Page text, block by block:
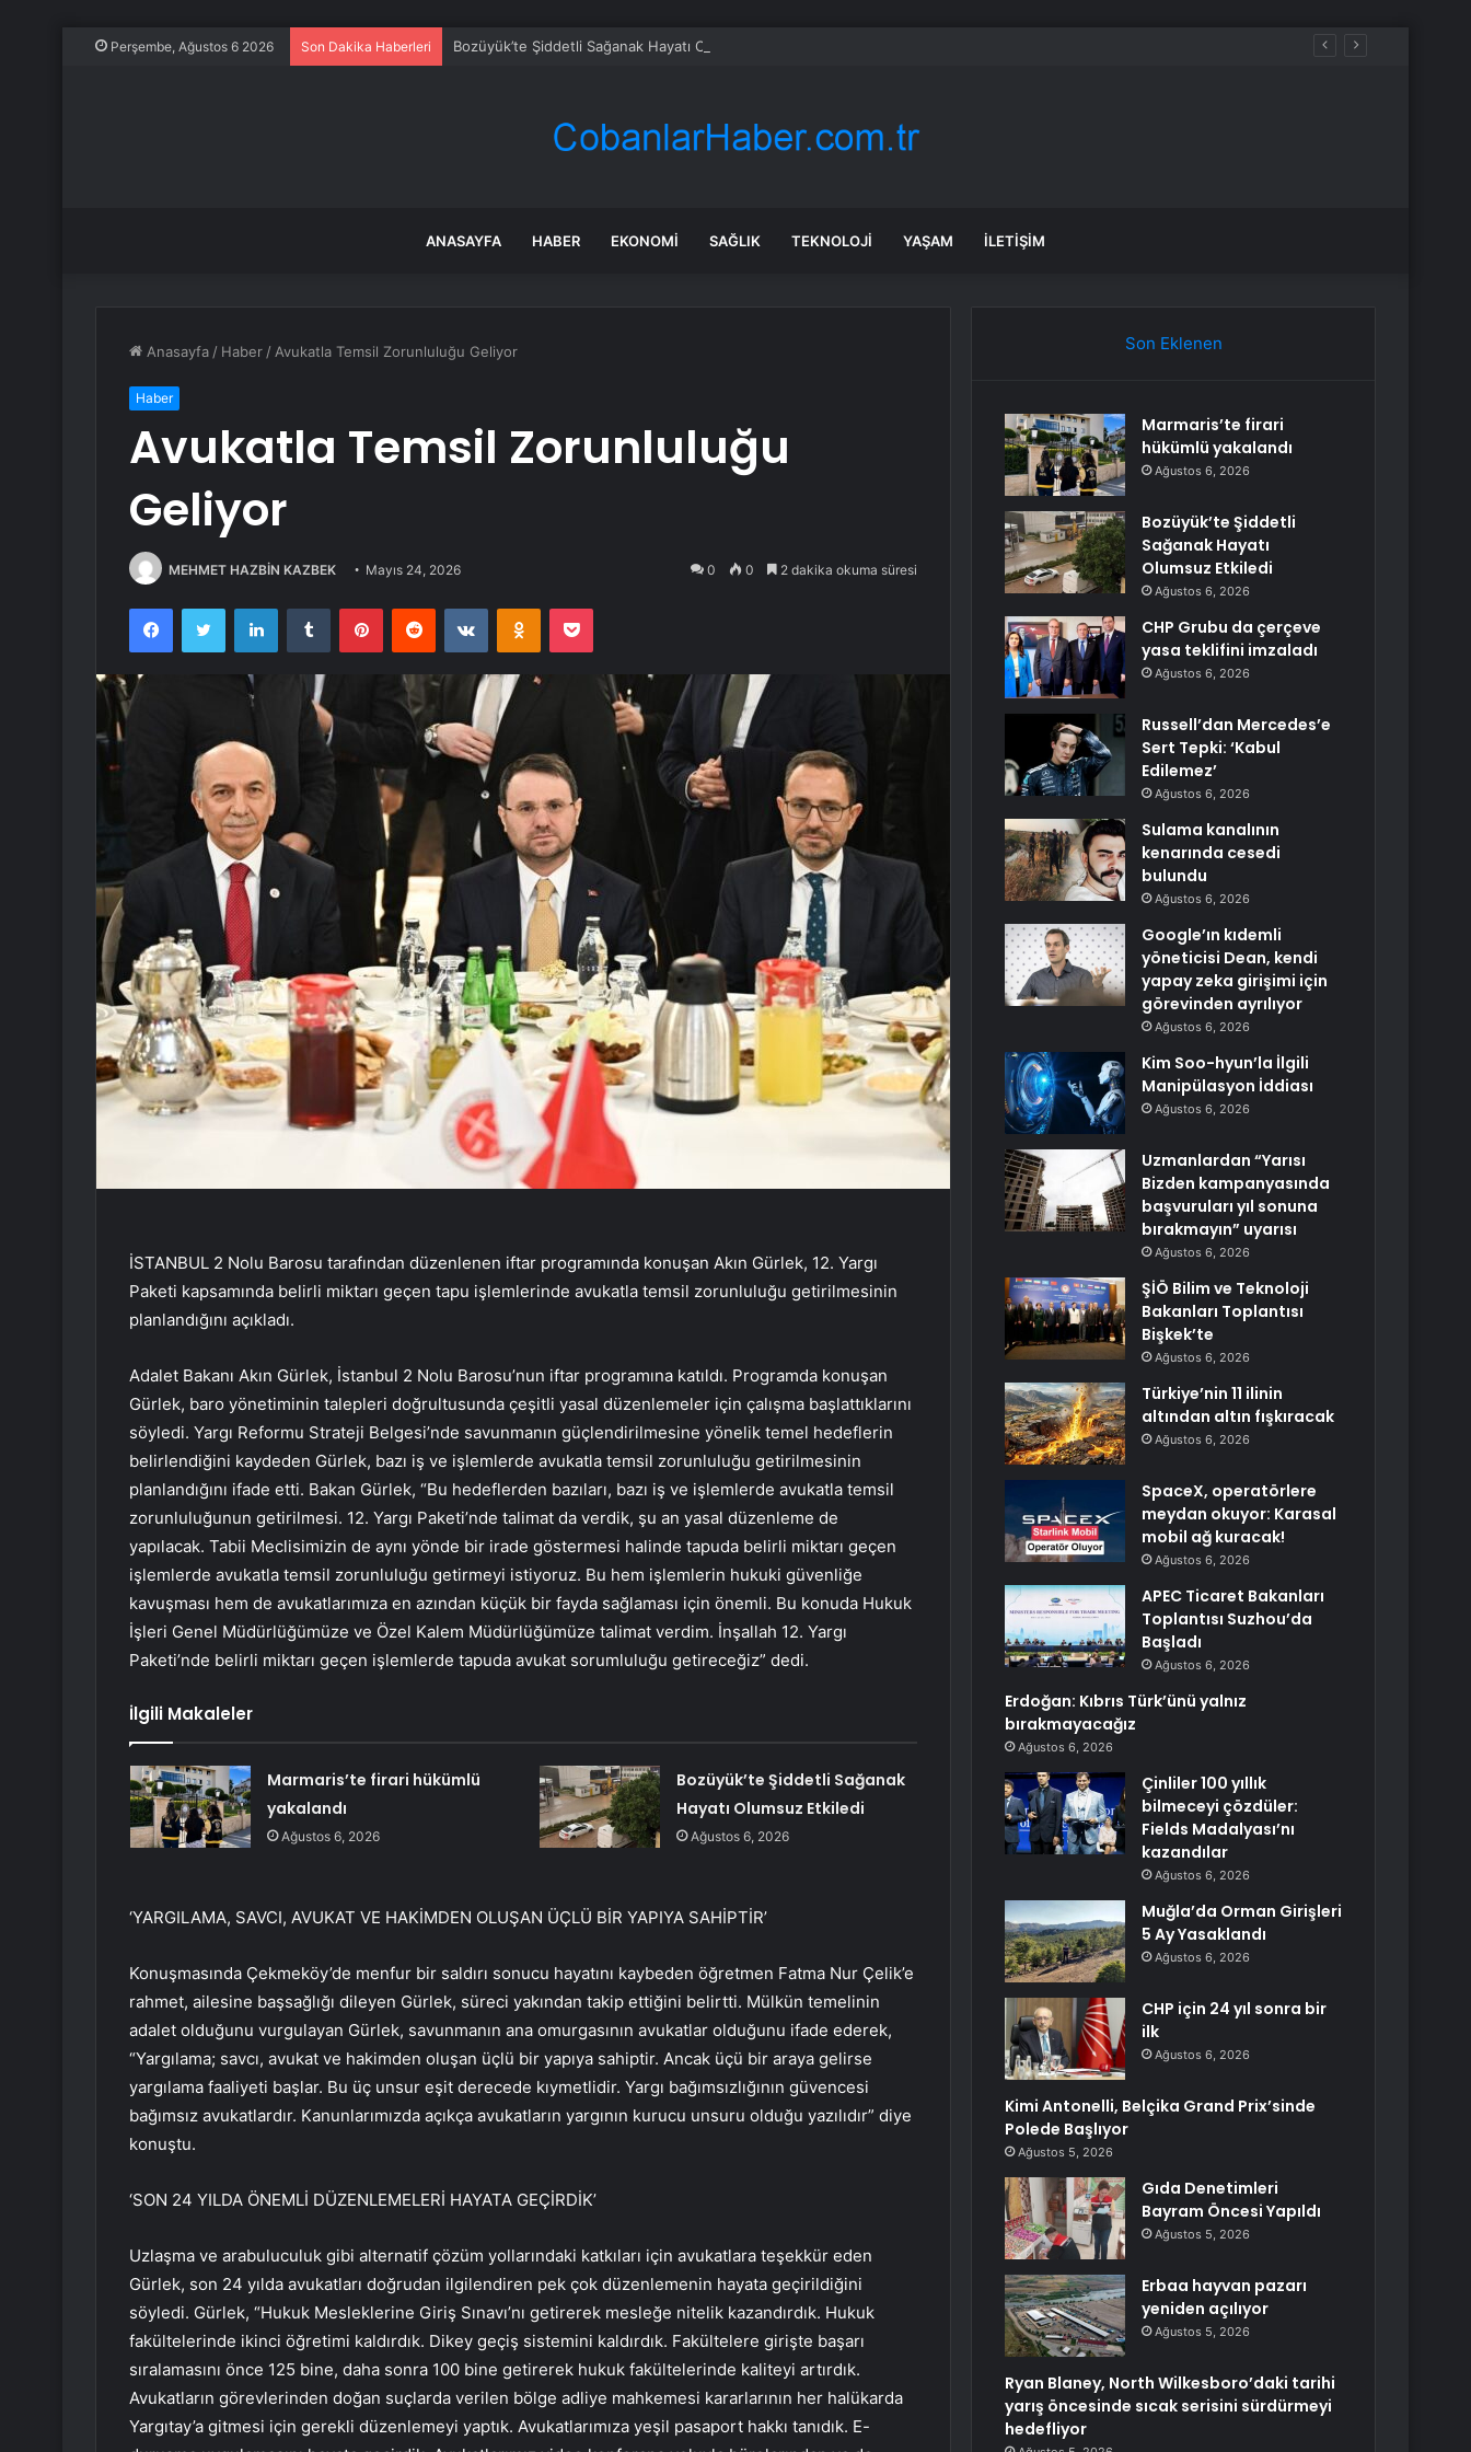
Perşembe, Ağustos 6 2026 Son Dakika Haberleri Bozüyük’te Şiddetli Sağanak Hayatı Olumsuz Etkiledi
ANASAYFA HABER EKONOMI SAĞLIK TEKNOLOJI YAŞAM İLETIŞIM
Anasayfa / Haber / Avukatla Temsil Zorunluluğu Geliyor
Haber
Avukatla Temsil Zorunluluğu
Geliyor
MEHMET HAZBİN KAZBEK Mayıs 24, 2026 0 0 2 dakika okuma süresi
FacebookTwitter LinkedInTumblr PinterestReddit VKontakteOdnoklassniki
Pocket
İSTANBUL 2 Nolu Barosu tarafından düzenlenen iftar programında konuşan Akın Gürlek, 12. Yargı
Paketi kapsamında belirli miktarı geçen tapu işlemlerinde avukatla temsil zorunluluğu getirilmesinin
planlandığını açıkladı.
Adalet Bakanı Akın Gürlek, İstanbul 2 Nolu Barosu’nun iftar programına katıldı. Programda konuşan
Gürlek, baro yönetiminin talepleri doğrultusunda çeşitli yasal düzenlemeler için çalışma başlattıklarını
söyledi. Yargı Reformu Strateji Belgesi’nde savunmanın güçlendirilmesine yönelik temel hedeflerin
belirlendiğini kaydeden Gürlek, bazı iş ve işlemlerde avukatla temsil zorunluluğu getirilmesinin
planlandığını ifade etti. Bakan Gürlek, “Bu hedeflerden bazıları, bazı iş ve işlemlerde avukatla temsil
zorunluluğunun getirilmesi. 12. Yargı Paketi’nde talimat da verdik, şu an yasal düzenleme de
yapılacak. Tabii Meclisimizin de aynı yönde bir irade göstermesi halinde tapuda belirli miktarı geçen
işlemlerde avukatla temsil zorunluluğu getirmeyi istiyoruz. Bu hem işlemlerin hukuki güvenliğe
kavuşması hem de avukatlarımıza en azından küçük bir fayda sağlaması için önemli. Bu konuda Hukuk
İşleri Genel Müdürlüğümüze ve Özel Kalem Müdürlüğümüze talimat verdim. İnşallah 12. Yargı
Paketi’nde belirli miktarı geçen işlemlerde tapuda avukat sorumluluğu getireceğiz” dedi.
İlgili Makaleler
Marmaris’te firari hükümlü
yakalandı
Ağustos 6, 2026
Bozüyük’te Şiddetli Sağanak
Hayatı Olumsuz Etkiledi
Ağustos 6, 2026
‘YARGILAMA, SAVCI, AVUKAT VE HAKİMDEN OLUŞAN ÜÇLÜ BİR YAPIYA SAHİPTİR’
Konuşmasında Çekmeköy’de menfur bir saldırı sonucu hayatını kaybeden öğretmen Fatma Nur Çelik’e
rahmet, ailesine başsağlığı dileyen Gürlek, süreci yakından takip ettiğini belirtti. Mülkün temelinin
adalet olduğunu vurgulayan Gürlek, savunmanın ana omurgasının avukatlar olduğunu ifade ederek,
“Yargılama; savcı, avukat ve hakimden oluşan üçlü bir yapıya sahiptir. Ancak üçü bir araya gelirse
yargılama faaliyeti başlar. Bu üç unsur eşit derecede kıymetlidir. Yargı bağımsızlığının güvencesi
bağımsız avukatlardır. Kanunlarımızda açıkça avukatların yargının kurucu unsuru olduğu yazılıdır” diye
konuştu.
‘SON 24 YILDA ÖNEMLİ DÜZENLEMELERİ HAYATA GEÇİRDİK’
Uzlaşma ve arabuluculuk gibi alternatif çözüm yollarındaki katkıları için avukatlara teşekkür eden
Gürlek, son 24 yılda avukatları doğrudan ilgilendiren pek çok düzenlemenin hayata geçirildiğini
söyledi. Gürlek, “Hukuk Mesleklerine Giriş Sınavı’nı getirerek mesleğe nitelik kazandırdık. Hukuk
fakültelerinde ikinci öğretimi kaldırdık. Dikey geçiş sistemini kaldırdık. Fakültelere girişte başarı
sıralamasını önce 125 bine, daha sonra 100 bine getirerek hukuk fakültelerinde kaliteyi artırdık.
Avukatların görevlerinden doğan suçlarda verilen bölge adliye mahkemesi kararlarının her halükarda
Yargıtay’a gitmesi için gerekli düzenlemeyi yaptık. Avukatlarımıza yeşil pasaport hakkı tanıdık. E-
Son Eklenen
Marmaris’te firari
hükümlü yakalandı
Ağustos 6, 2026
Bozüyük’te Şiddetli
Sağanak Hayatı
Olumsuz Etkiledi
Ağustos 6, 2026
CHP Grubu da çerçeve
yasa teklifini imzaladı
Ağustos 6, 2026
Russell’dan Mercedes’e
Sert Tepki: ‘Kabul
Edilemez’
Ağustos 6, 2026
Sulama kanalının
kenarında cesedi
bulundu
Ağustos 6, 2026
Google’ın kıdemli
yöneticisi Dean, kendi
yapay zeka girişimi için
görevinden ayrılıyor
Ağustos 6, 2026
Kim Soo-hyun’la İlgili
Manipülasyon İddiası
Ağustos 6, 2026
Uzmanlardan “Yarısı
Bizden kampanyasında
başvuruları yıl sonuna
bırakmayın” uyarısı
Ağustos 6, 2026
ŞİÖ Bilim ve Teknoloji
Bakanları Toplantısı
Bişkek’te
Ağustos 6, 2026
Türkiye’nin 11 ilinin
altından altın fışkıracak
Ağustos 6, 2026
SpaceX, operatörlere
meydan okuyor: Karasal
mobil ağ kuracak!
Ağustos 6, 2026
APEC Ticaret Bakanları
Toplantısı Suzhou’da
Başladı
Ağustos 6, 2026
Erdoğan: Kıbrıs Türk’ünü yalnız
bırakmayacağız
Ağustos 6, 2026
Çinliler 100 yıllık
bilmeceyi çözdüler:
Fields Madalyası’nı
kazandılar
Ağustos 6, 2026
Muğla’da Orman Girişleri
5 Ay Yasaklandı
Ağustos 6, 2026
CHP için 24 yıl sonra bir
ilk
Ağustos 6, 2026
Kimi Antonelli, Belçika Grand Prix’sinde
Polede Başlıyor
Ağustos 5, 2026
Gıda Denetimleri
Bayram Öncesi Yapıldı
Ağustos 5, 2026
Erbaa hayvan pazarı
yeniden açılıyor
Ağustos 5, 2026
Ryan Blaney, North Wilkesboro’daki tarihi
yarış öncesinde sıcak serisini sürdürmeyi
hedefliyor